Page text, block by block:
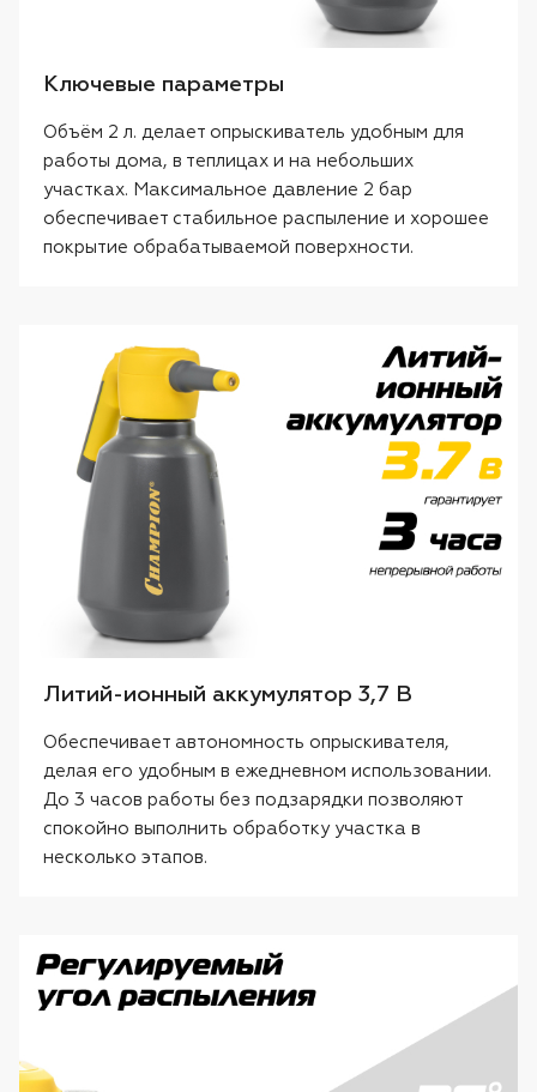
Ключевые параметры
Объём 2 л. делает опрыскиватель удобным для
работы дома, в теплицах и на небольших
участках. Максимальное давление 2 бар
обеспечивает стабильное распыление и хорошее
покрытие обрабатываемой поверхности.
Литий-ионный аккумулятор 3,7 В
Обеспечивает автономность опрыскивателя,
делая его удобным в ежедневном использовании.
До 3 часов работы без подзарядки позволяют
спокойно выполнить обработку участка в
несколько этапов.